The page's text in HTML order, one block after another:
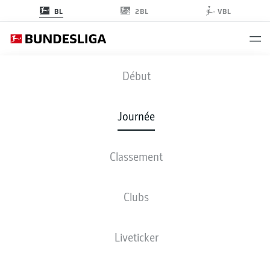
BL 2BL VBL
Début
Journée
Classement
Clubs
Liveticker
FCU- M05
2 1
COMPOSITIONS STATISTIQUES
LES ONZE DE DÉPART